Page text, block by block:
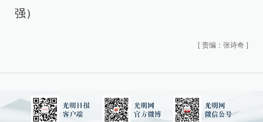
强）
[ 责编：张诗奇 ]